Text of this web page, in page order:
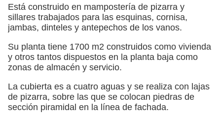
Está construido en mampostería de pizarra y
sillares trabajados para las esquinas, cornisa,
jambas, dinteles y antepechos de los vanos.
Su planta tiene 1700 m2 construidos como vivienda
y otros tantos dispuestos en la planta baja como
zonas de almacén y servicio.
La cubierta es a cuatro aguas y se realiza con lajas
de pizarra, sobre las que se colocan piedras de
sección piramidal en la línea de fachada.